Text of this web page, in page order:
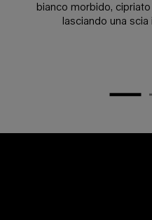
bianco morbido,
lasciando una scia